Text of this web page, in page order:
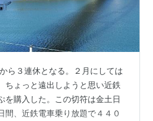
ら３連休となる。２月にしては
ちょっと遠出しようと思い近鉄
を購入した。この切符は金土日
間、近鉄電車乗り放題で４４０